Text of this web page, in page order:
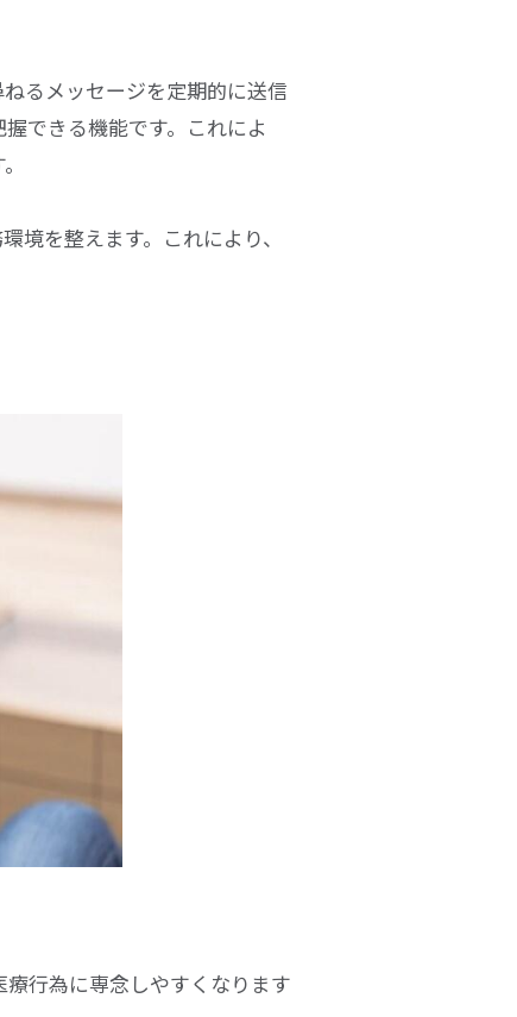
るメッセージを定期的に送信
できる機能です。これによ
境を整えます。これにより、
行為に専念しやすくなります